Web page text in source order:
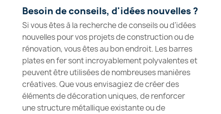
Besoin de conseils, d'idées nouvelles ?
Si vous êtes à la recherche de conseils ou d'idées
nouvelles pour vos projets de construction ou de
rénovation, vous êtes au bon endroit. Les barres
plates en fer sont incroyablement polyvalentes et
peuvent être utilisées de nombreuses manières
créatives. Que vous envisagiez de créer des
éléments de décoration uniques, de renforcer
une structure métallique existante ou de